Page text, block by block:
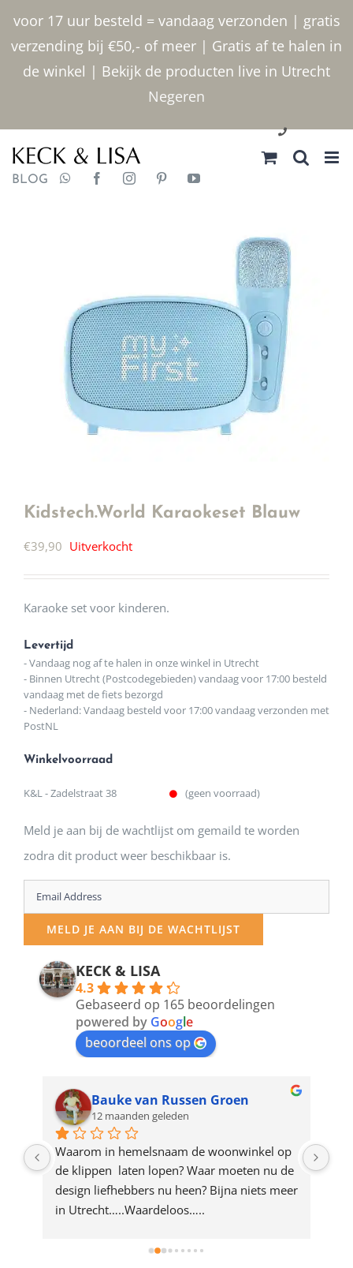
voor 17 uur besteld = vandaag verzonden | gratis
verzending bij €50,- of meer | Gratis af te halen in
de winkel | Bekijk de producten live in Utrecht
Negeren
inhoud
030 2400000
BLOG
Kidstech.World Karaokeset Blauw
€39,90 Uitverkocht
Karaoke set voor kinderen.
Levertijd
- Vandaag nog af te halen in onze winkel in Utrecht
- Binnen Utrecht (Postcodegebieden) vandaag voor 17:00 besteld
vandaag met de fiets bezorgd
- Nederland: Vandaag besteld voor 17:00 vandaag verzonden met
PostNL
Winkelvoorraad
K&L - Zadelstraat 38 (geen voorraad)
Meld je aan bij de wachtlijst om gemaild te worden
zodra dit product weer beschikbaar is.
Enter
your
email
address
product
MELD JE AAN BIJ DE WACHTLIJST
KECK & LISA
4.3
Gebaseerd op 165 beoordelingen
powered by Google
beoordeel ons op
Bauke van Russen Groen
12 maanden geleden
Waarom in hemelsnaam de woonwinkel op
de klippen  laten lopen? Waar moeten nu de
design liefhebbers nu heen? Bijna niets meer
in Utrecht…..Waardeloos…..